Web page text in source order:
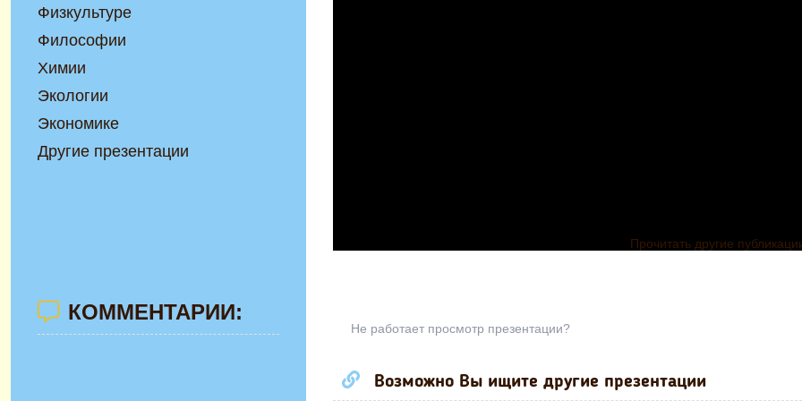
Прочитать другие
Не работает просмотр презентации?
Возможно Вы ищите другие презентации
Физкультуре
Философии
Химии
Экологии
Экономике
Другие презентации
КОММЕНТАРИИ: